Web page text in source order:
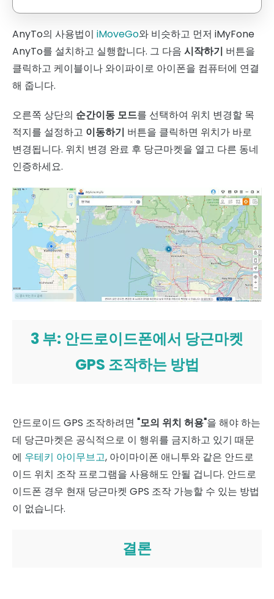
AnyTo의 사용법이 iMoveGo와 비슷하고 먼저 iMyFone
AnyTo를 설치하고 실행합니다. 그 다음 시작하기 버튼을
클릭하고 케이블이나 와이파이로 아이폰을 컴퓨터에 연결
해 줍니다.
오른쪽 상단의 순간이동 모드를 선택하여 위치 변경할 목
적지를 설정하고 이동하기 버튼을 클릭하면 위치가 바로
변경됩니다. 위치 변경 완료 후 당근마켓을 열고 다른 동네
인증하세요.
3 부: 안드로이드폰에서 당근마켓
GPS 조작하는 방법
안드로이드 GPS 조작하려면 "모의 위치 허용"을 해야 하는
데 당근마켓은 공식적으로 이 행위를 금지하고 있기 때문
에 우테키 아이무브고, 아이마이폰 애니투와 같은 안드로
이드 위치 조작 프로그램을 사용해도 안될 겁니다. 안드로
이드폰 경우 현재 당근마켓 GPS 조작 가능할 수 있는 방법
이 없습니다.
결론